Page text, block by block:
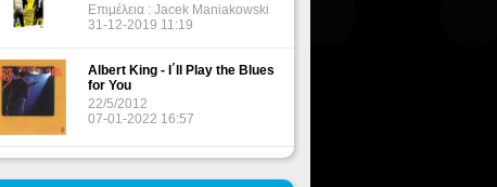
Επιμέλεια : Jacek Maniakowski
31-12-2019 11:19
Albert King - I΄ll Play the Blues
for You
22/5/2012
07-01-2022 16:57